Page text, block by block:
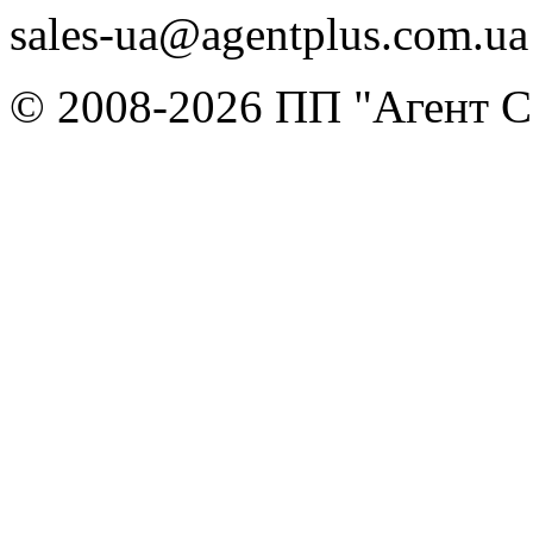
sales-ua@agentplus.com.ua
© 2008-2026 ПП "Агент